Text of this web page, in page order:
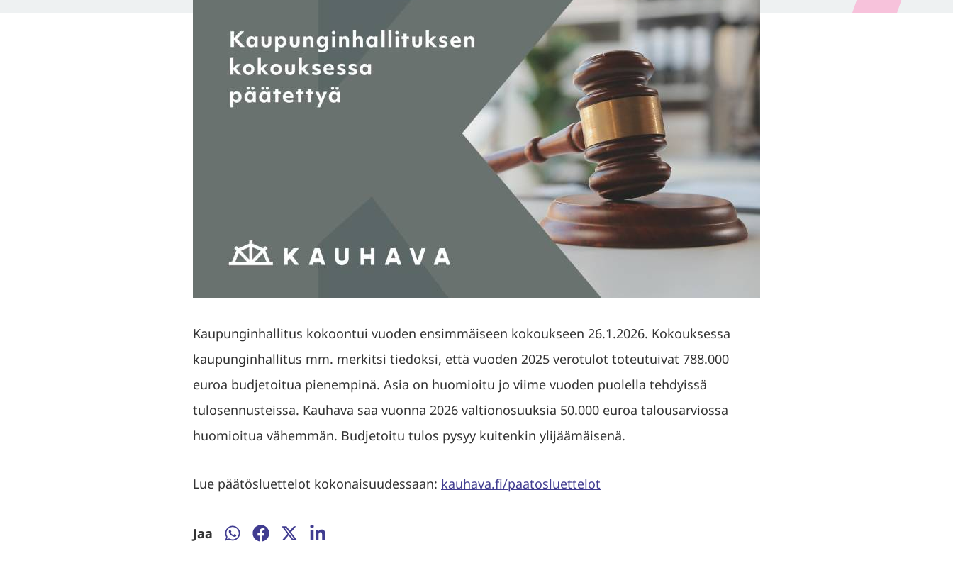
Kaupunginhallitus kokoontui vuoden ensimmäiseen kokoukseen 26.1.2026. Kokouksessa
kaupunginhallitus mm. merkitsi tiedoksi, että vuoden 2025 verotulot toteutuivat 788.000
euroa budjetoitua pienempinä. Asia on huomioitu jo viime vuoden puolella tehdyissä
tulosennusteissa. Kauhava saa vuonna 2026 valtionosuuksia 50.000 euroa talousarviossa
huomioitua vähemmän. Budjetoitu tulos pysyy kuitenkin ylijäämäisenä.
Lue päätösluettelot kokonaisuudessaan: kauhava.fi/paatosluettelot
Jaa
Jaa
Jaa
Jaa
Jaa